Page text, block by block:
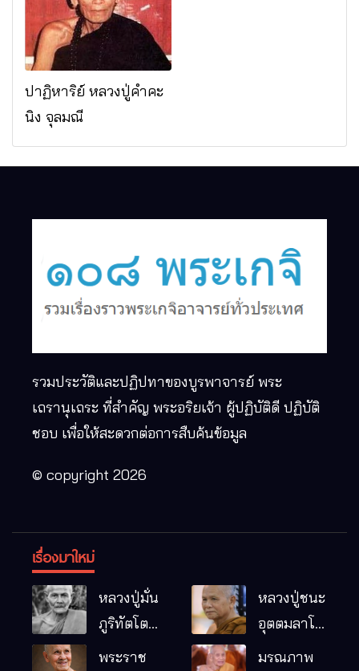
จ.เชียงใหม่
ปาฏิหาริย์ หลวงปู่คำคะ
นิง จุลมณี
รวมประวัติและปฏิปทาของบูรพาจารย์ พระ
เถรานุเถระ ที่สำคัญ พระอริยเจ้า ผู้ปฏิบัติดี ปฏิบัติ
ชอบ เพื่อให้สะดวกต่อการสืบค้นข้อมูล
© copyright 2026
เรื่องมาใหม่
หลวงปู่มั่น
ภูริทัตโต
พระอริยเจ้า
หลวงปู่ชนะ
อุตตมลาโภ
พระราช มรณภาพ